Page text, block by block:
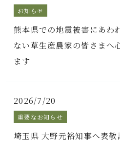
お知らせ
熊本県での地震被害にあわ
ない草生産農家の皆さまへ
ます
2026/7/20
重要なお知らせ
埼玉県 大野元裕知事へ表